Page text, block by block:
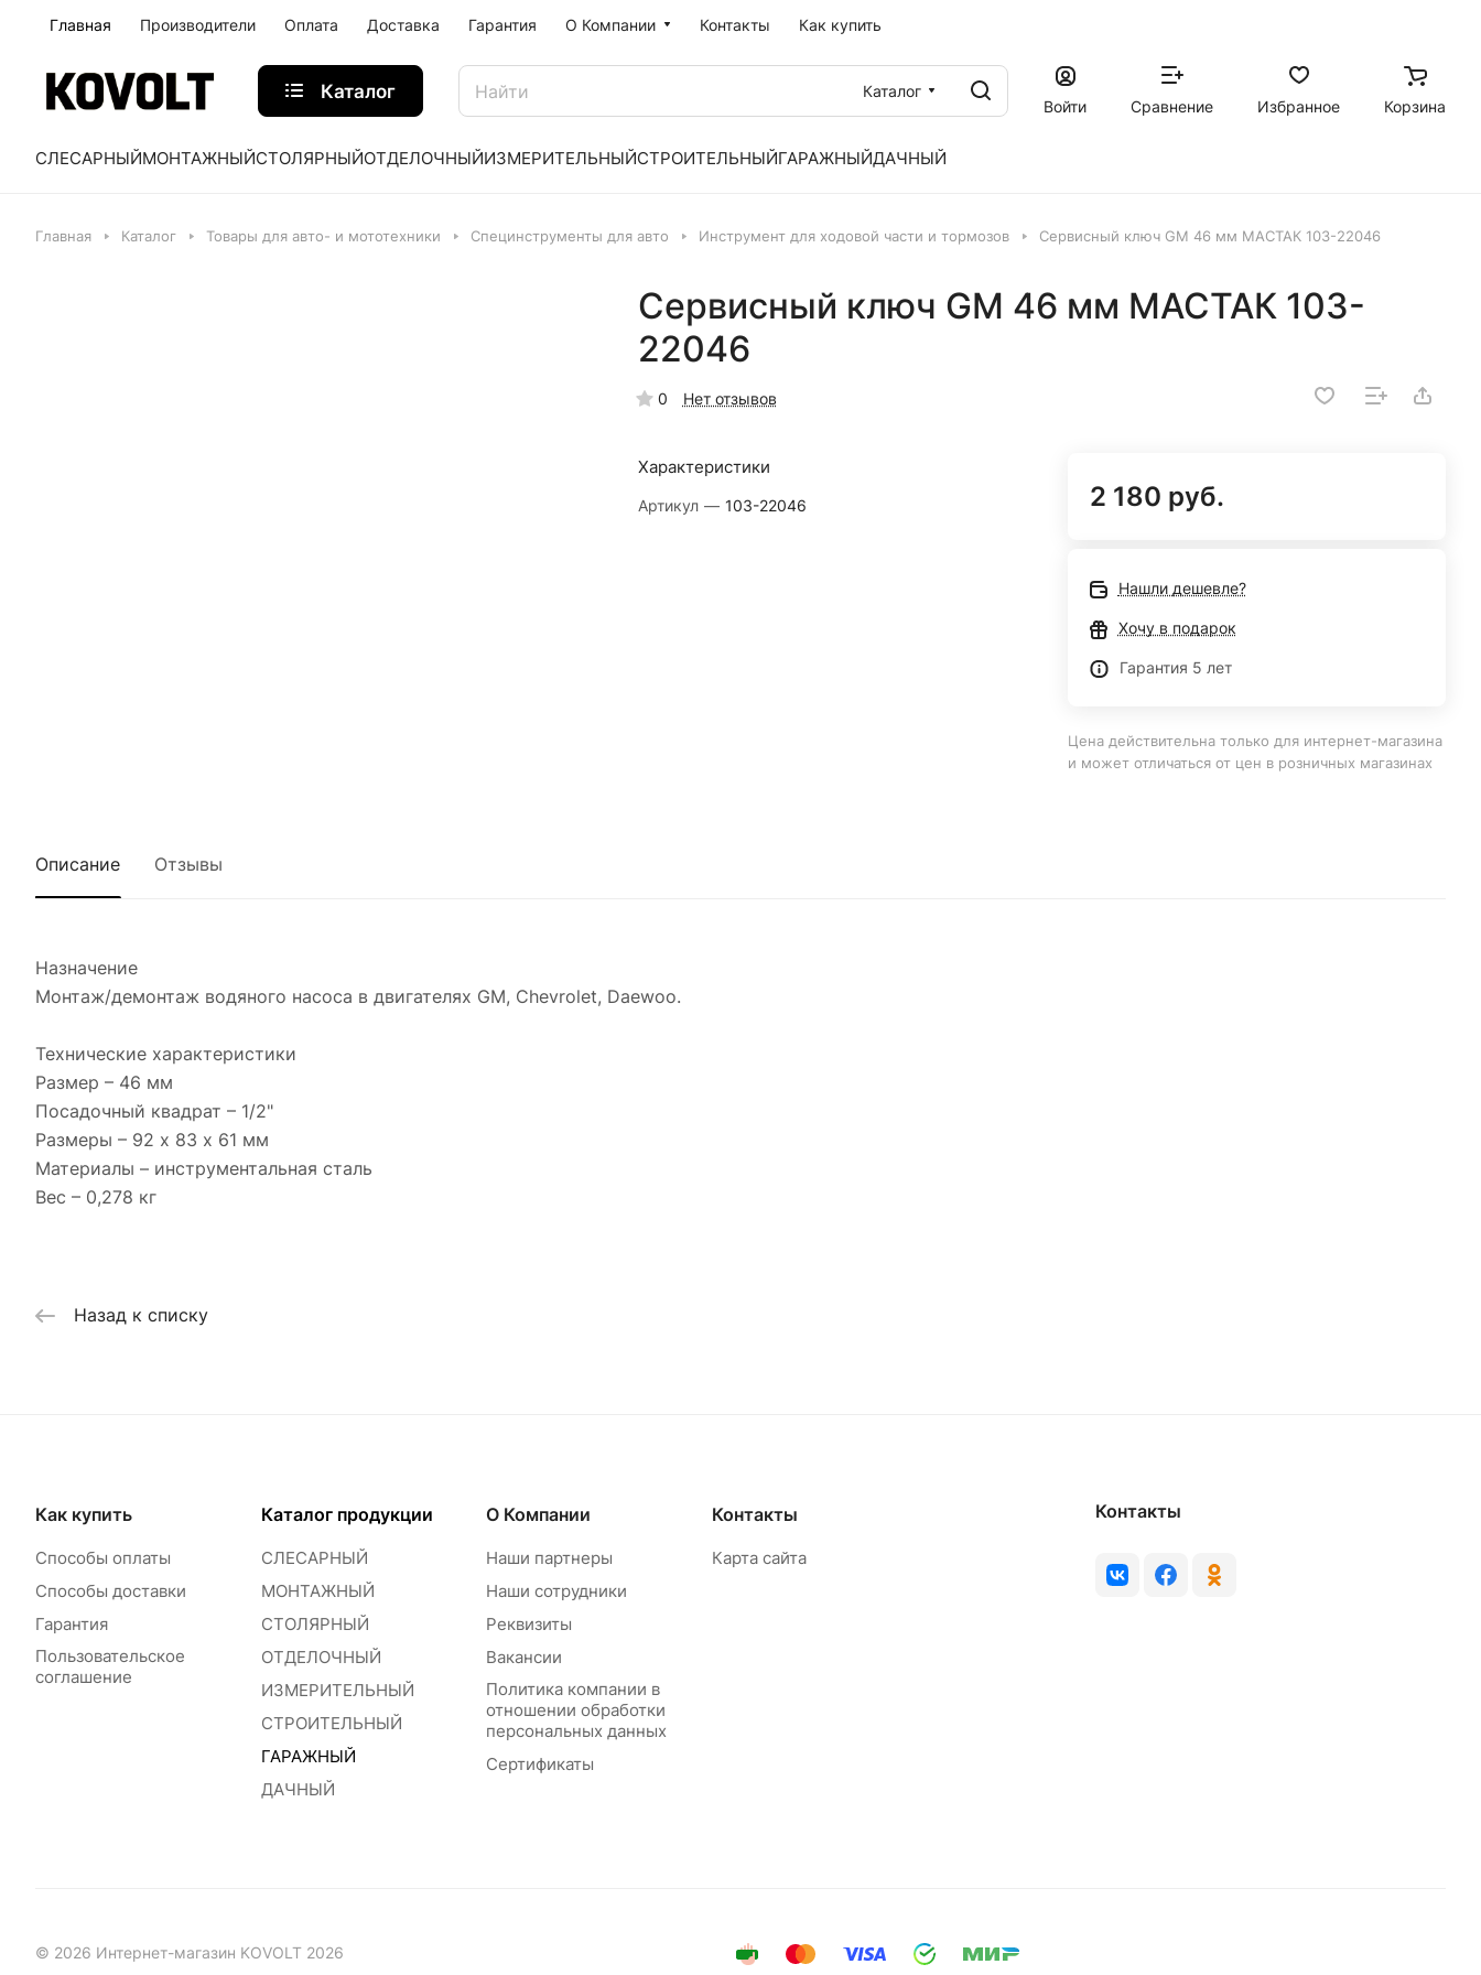
Главная Производители Оплата Доставка Гарантия О Компании Контакты Как купить
Каталог
Каталог
Войти
Сравнение Избранное Корзина
СЛЕСАРНЫЙМОНТАЖНЫЙСТОЛЯРНЫЙОТДЕЛОЧНЫЙИЗМЕРИТЕЛЬНЫЙСТРОИТЕЛЬНЫЙГАРАЖНЫЙДАЧНЫЙ
Главная Каталог Товары для авто- и мототехники Специнструменты для авто Инструмент для ходовой части и тормозов Сервисный ключ GM 46 мм МАСТАК 103-22046
Сервисный ключ GM 46 мм МАСТАК 103-
22046
0 Нет отзывов
Характеристики
Артикул — 103-22046 2 180 руб.
Нашли дешевле?
Хочу в подарок
Гарантия 5 лет
Цена действительна только для интернет-магазина
и может отличаться от цен в розничных магазинах
Описание Отзывы
Назначение
Монтаж/демонтаж водяного насоса в двигателях GM, Chevrolet, Daewoo.
Технические характеристики
Размер – 46 мм
Посадочный квадрат – 1/2"
Размеры – 92 х 83 х 61 мм
Материалы – инструментальная сталь
Вес – 0,278 кг
Назад к списку
Как купить
Способы оплаты
Способы доставки
Гарантия
Пользовательское
соглашение
Каталог продукции
СЛЕСАРНЫЙ
МОНТАЖНЫЙ
СТОЛЯРНЫЙ
ОТДЕЛОЧНЫЙ
ИЗМЕРИТЕЛЬНЫЙ
СТРОИТЕЛЬНЫЙ
ГАРАЖНЫЙ
ДАЧНЫЙ
О Компании
Наши партнеры
Наши сотрудники
Реквизиты
Вакансии
Политика компании в
отношении обработки
персональных данных
Сертификаты
Контакты
Карта сайта
Контакты
© 2026 Интернет-магазин KOVOLT 2026